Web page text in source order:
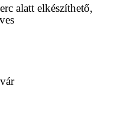
alatt elkészíthető,